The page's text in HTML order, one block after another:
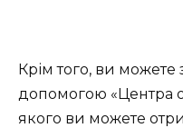
Крім того, ви
допомогою «Центра
якого ви можете